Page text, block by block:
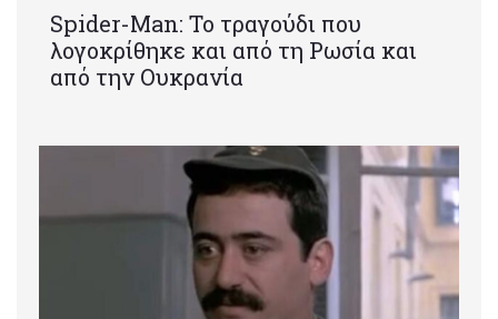
Spider-Man: Το τραγούδι που
λογοκρίθηκε και από τη Ρωσία και
από την Ουκρανία